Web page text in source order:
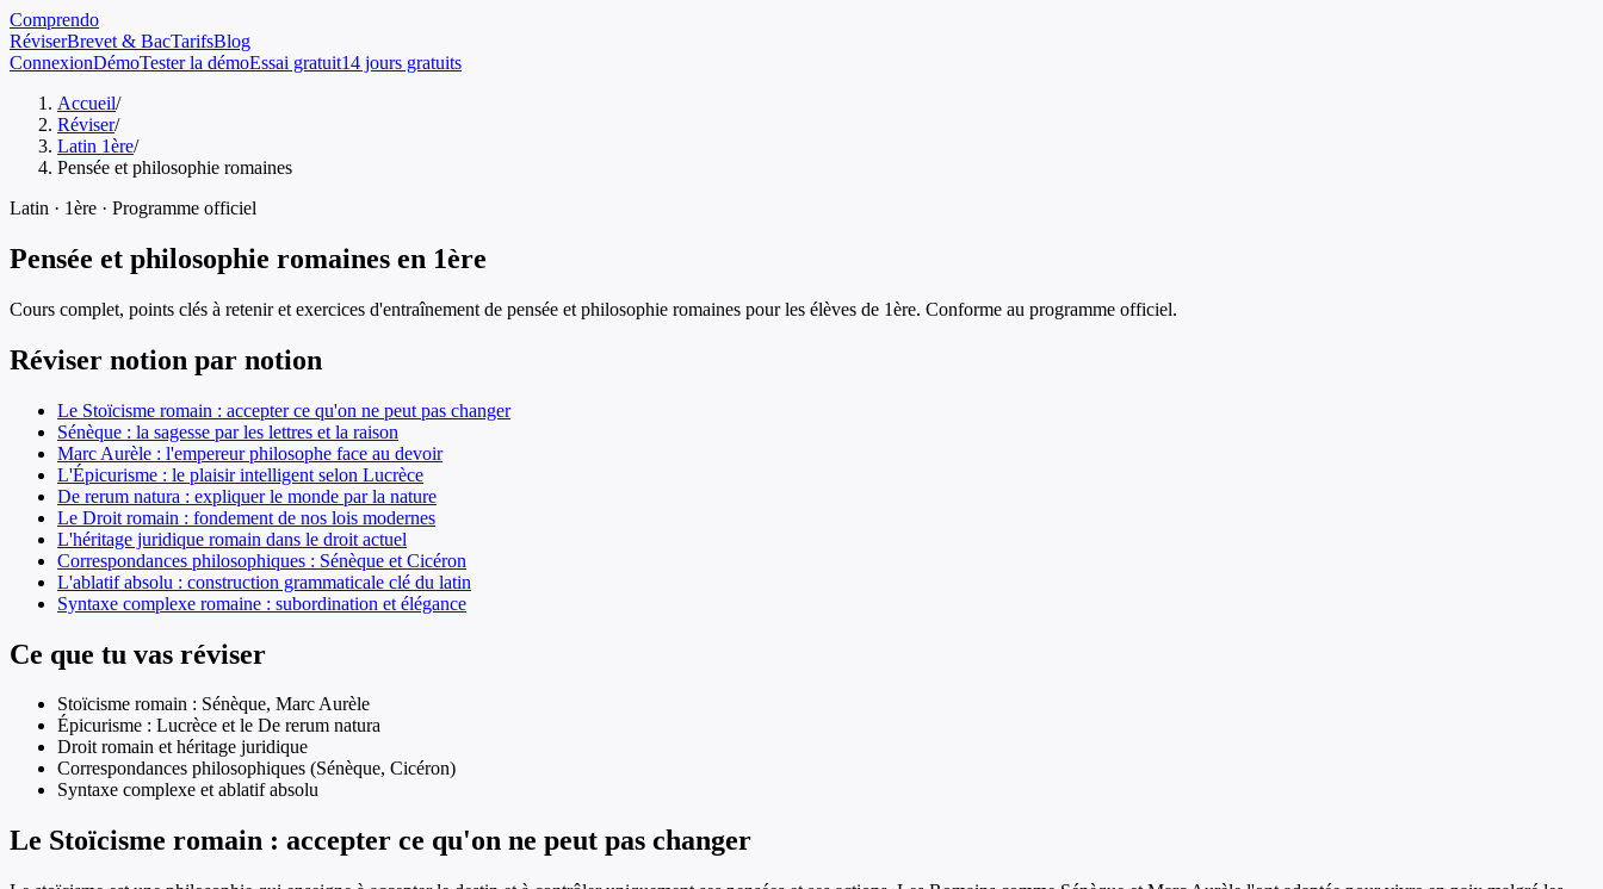
Comprendo
RéviserBrevet & BacTarifsBlog
ConnexionDémoTester la démoEssai gratuit14 jours gratuits
Accueil/
Réviser/
Latin 1ère/
Pensée et philosophie romaines
Latin · 1ère · Programme officiel
Pensée et philosophie romaines en 1ère
Cours complet, points clés à retenir et exercices d'entraînement de pensée et philosophie romaines pour les élèves de 1ère. Conforme au programme officiel.
Réviser notion par notion
Le Stoïcisme romain : accepter ce qu'on ne peut pas changer
Sénèque : la sagesse par les lettres et la raison
Marc Aurèle : l'empereur philosophe face au devoir
L'Épicurisme : le plaisir intelligent selon Lucrèce
De rerum natura : expliquer le monde par la nature
Le Droit romain : fondement de nos lois modernes
L'héritage juridique romain dans le droit actuel
Correspondances philosophiques : Sénèque et Cicéron
L'ablatif absolu : construction grammaticale clé du latin
Syntaxe complexe romaine : subordination et élégance
Ce que tu vas réviser
Stoïcisme romain : Sénèque, Marc Aurèle
Épicurisme : Lucrèce et le De rerum natura
Droit romain et héritage juridique
Correspondances philosophiques (Sénèque, Cicéron)
Syntaxe complexe et ablatif absolu
Le Stoïcisme romain : accepter ce qu'on ne peut pas changer